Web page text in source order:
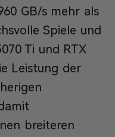
GB/s mehr als
Spiele und
Ti und RTX
Leistung der
breiteren